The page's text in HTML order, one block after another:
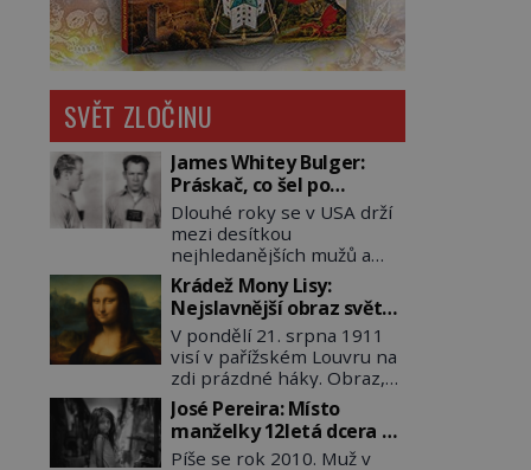
SVĚT ZLOČINU
James Whitey Bulger:
Práskač, co šel po
práskačích
Dlouhé roky se v USA drží
mezi desítkou
nejhledanějších mužů a
dopracuje to až na číslo
dvě – hned po Usámovi bin
Ládinovi (1957–2011). To je
James „Whitey“ Bulger
(1929–2018) viněný ze
spoluúčasti na 19
vraždách, vydírání a lichvy.
A samozřejmě, krom toho
je ještě drogový dealer,
Krádež Mony Lisy:
Nejslavnější obraz světa
zůstane dva roky
nezvěstný
V pondělí 21. srpna 1911
visí v pařížském Louvru na
zdi prázdné háky. Obraz,
který dnes zná celý svět, je
pryč. Zpočátku si nikdo
nemyslí, že jde o krádež.
Zaměstnanci jsou
José Pereira: Místo
manželky 12letá dcera –
a sousedi o všem vědí!
Píše se rok 2010. Muž v